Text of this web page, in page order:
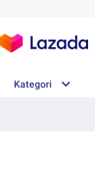
Kategori